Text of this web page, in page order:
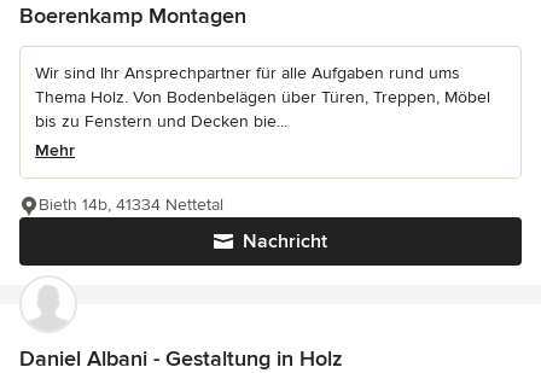
Boerenkamp Montagen
Wir sind Ihr Ansprechpartner für alle Aufgaben rund ums
Thema Holz. Von Bodenbelägen über Türen, Treppen, Möbel
bis zu Fenstern und Decken bie...
Mehr
Nachricht
Bieth 14b, 41334 Nettetal
Daniel Albani - Gestaltung in Holz